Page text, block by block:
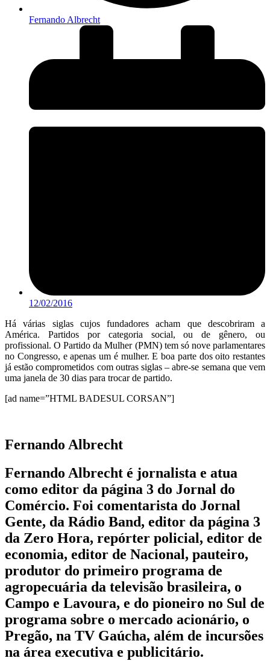
Fernando Albrecht
12/02/2016
Há várias siglas cujos fundadores acham que descobriram a
América. Partidos por categoria social, ou de gênero, ou
profissional. O Partido da Mulher (PMN) tem só nove parlamentares
no Congresso, e apenas um é mulher. E boa parte dos oito restantes
já estão comprometidos com outras siglas – abre-se semana que vem
uma janela de 30 dias para trocar de partido.
[ad name=”HTML BADESUL CORSAN”]
Fernando Albrecht
Fernando Albrecht é jornalista e atua
como editor da página 3 do Jornal do
Comércio. Foi comentarista do Jornal
Gente, da Rádio Band, editor da página 3
da Zero Hora, repórter policial, editor de
economia, editor de Nacional, pauteiro,
produtor do primeiro programa de
agropecuária da televisão brasileira, o
Campo e Lavoura, e do pioneiro no Sul de
programa sobre o mercado acionário, o
Pregão, na TV Gaúcha, além de incursões
na área executiva e publicitário.